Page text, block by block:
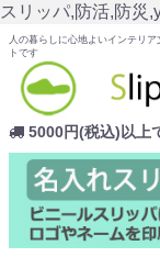
スリッパ,防活,防災
人の暮らしに心地よいインテリ
トです
5000円(税込)以上